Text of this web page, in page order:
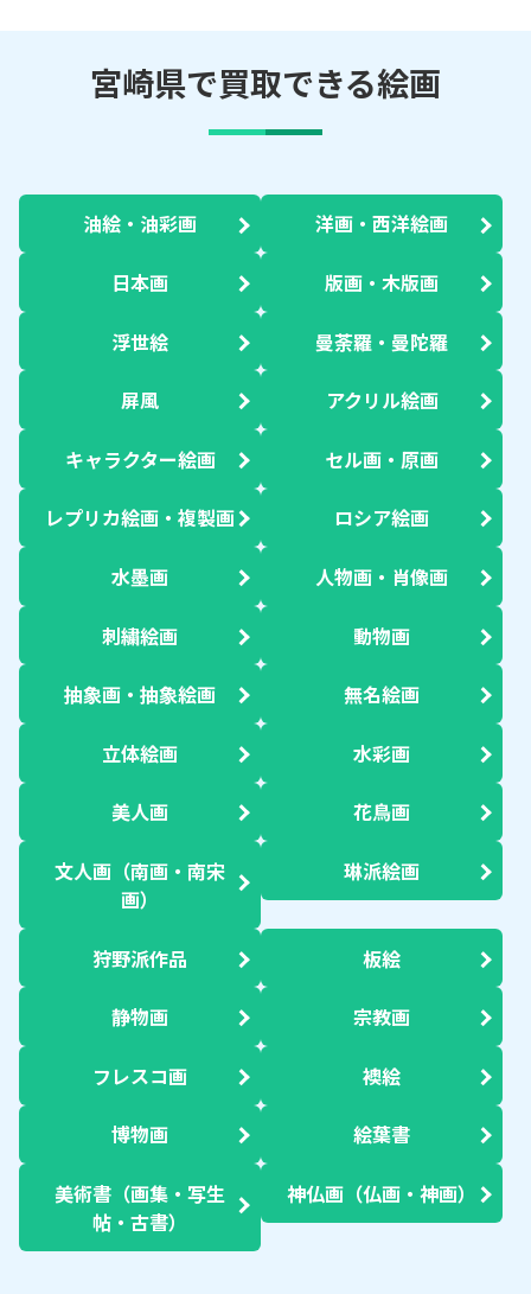
宮崎県で買取できる絵画
油絵・油彩画 洋画・西洋絵画
日本画 版画・木版画
浮世絵 曼荼羅・曼陀羅
屏風 アクリル絵画
キャラクター絵画 セル画・原画
レプリカ絵画・複製画 ロシア絵画
水墨画 人物画・肖像画
刺繍絵画 動物画
抽象画・抽象絵画 無名絵画
立体絵画 水彩画
美人画 花鳥画
文人画（南画・南宋
画）
琳派絵画
狩野派作品 板絵
静物画 宗教画
フレスコ画 襖絵
博物画 絵葉書
美術書（画集・写生
帖・古書）
神仏画（仏画・神画）